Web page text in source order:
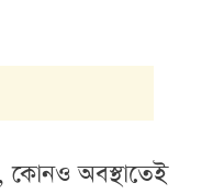
অবস্থাতেই